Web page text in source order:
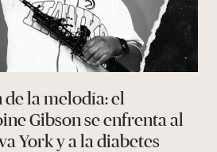
la melodía: el
Gibson se enfrenta al
York y a la diabetes